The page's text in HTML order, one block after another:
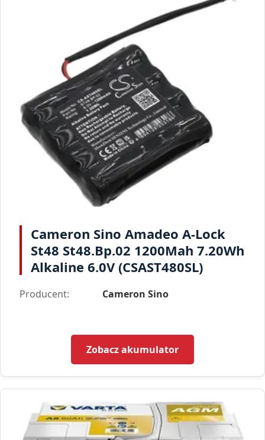
Cameron Sino Amadeo A-Lock
St48 St48.Bp.02 1200Mah 7.20Wh
Alkaline 6.0V (CSAST480SL)
Producent: Cameron Sino
Zobacz akumulator